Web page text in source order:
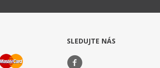
SLEDUJTE NÁS